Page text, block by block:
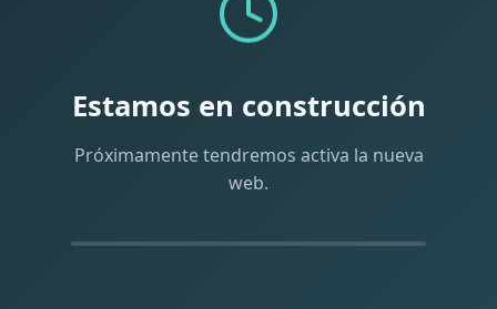
Estamos en construcción
Próximamente tendremos activa la nueva
web.